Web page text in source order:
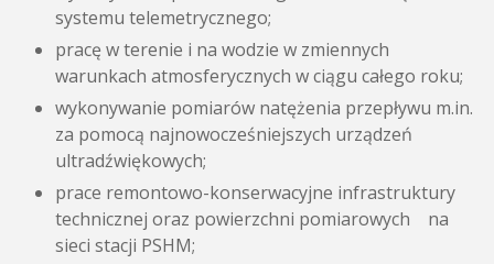
systemu telemetrycznego;
pracę w terenie i na wodzie w zmiennych
warunkach atmosferycznych w ciągu całego roku;
wykonywanie pomiarów natężenia przepływu m.in.
za pomocą najnowocześniejszych urządzeń
ultradźwiękowych;
prace remontowo-konserwacyjne infrastruktury
technicznej oraz powierzchni pomiarowych na
sieci stacji PSHM;